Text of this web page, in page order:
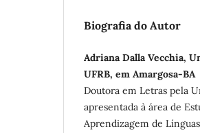
Biografia do Autor
Adriana Dalla Vecchia,
UFRB, em Amargosa-BA
Doutora em Letras pela
apresentada à área de
Aprendizagem de